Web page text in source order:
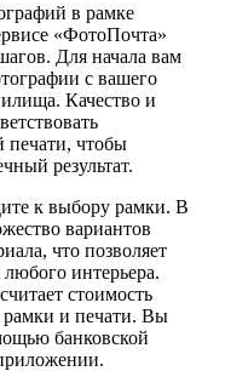
в рамке
«ФотоПочта»
Для начала вам
с вашего
Качество и
печати, чтобы
результат.
к выбору рамки. В
вариантов
что позволяет
интерьера.
стоимость
рамки и печати. Вы
банковской